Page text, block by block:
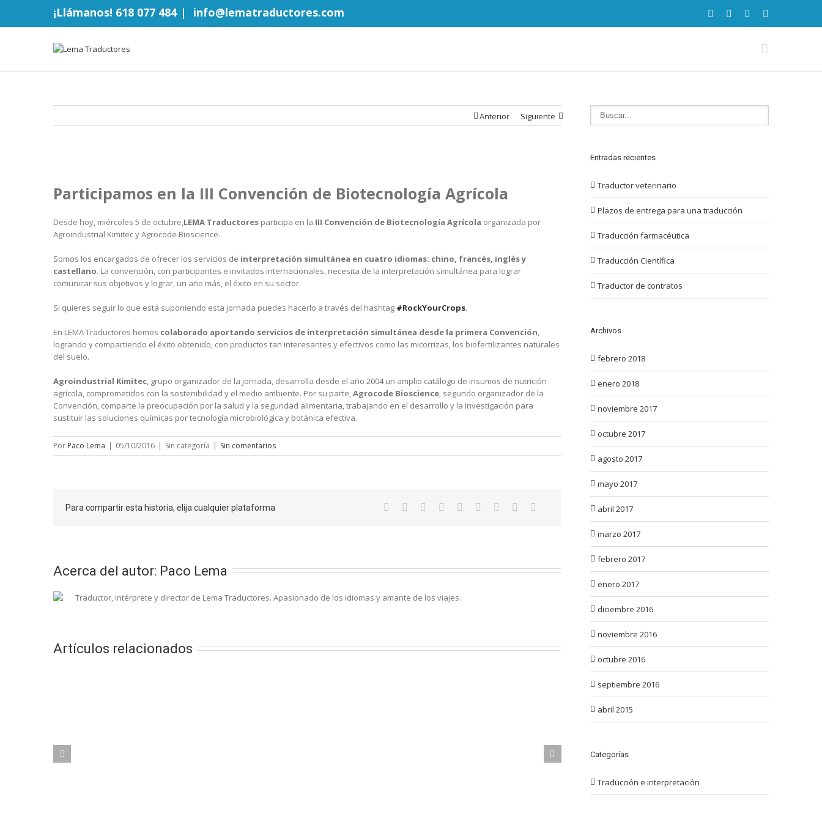
¡Llámanos! 618 077 484 | info@lematraductores.com
Anterior Siguiente
Participamos en la III Convención de Biotecnología Agrícola
Desde hoy, miércoles 5 de octubre,LEMA Traductores participa en la III Convención de Biotecnología Agrícola organizada por
Agroindustrial Kimitec y Agrocode Bioscience.
Somos los encargados de ofrecer los servicios de interpretación simultánea en cuatro idiomas: chino, francés, inglés y
castellano. La convención, con participantes e invitados internacionales, necesita de la interpretación simultánea para lograr
comunicar sus objetivos y lograr, un año más, el éxito en su sector.
Si quieres seguir lo que está suponiendo esta jornada puedes hacerlo a través del hashtag #RockYourCrops.
En LEMA Traductores hemos colaborado aportando servicios de interpretación simultánea desde la primera Convención,
logrando y compartiendo el éxito obtenido, con productos tan interesantes y efectivos como las micorrizas, los biofertilizantes naturales
del suelo.
Agroindustrial Kimitec, grupo organizador de la jornada, desarrolla desde el año 2004 un amplio catálogo de insumos de nutrición
agrícola, comprometidos con la sostenibilidad y el medio ambiente. Por su parte,Agrocode Bioscience, segundo organizador de la
Convención, comparte la preocupación por la salud y la seguridad alimentaria, trabajando en el desarrollo y la investigación para
sustituir las soluciones químicas por tecnología microbiológica y botánica efectiva.
Por Paco Lema | 05/10/2016 | Sin categoría | Sin comentarios
Para compartir esta historia, elija cualquier plataforma
Acerca del autor: Paco Lema
Traductor, intérprete y director de Lema Traductores. Apasionado de los idiomas y amante de los viajes.
Artículos relacionados
Entradas recientes
Traductor veterinario
Plazos de entrega para una traducción
Traducción farmacéutica
Traducción Científica
Traductor de contratos
Archivos
febrero 2018
enero 2018
noviembre 2017
octubre 2017
agosto 2017
mayo 2017
abril 2017
marzo 2017
febrero 2017
enero 2017
diciembre 2016
noviembre 2016
octubre 2016
septiembre 2016
abril 2015
Categorías
Traducción e interpretación